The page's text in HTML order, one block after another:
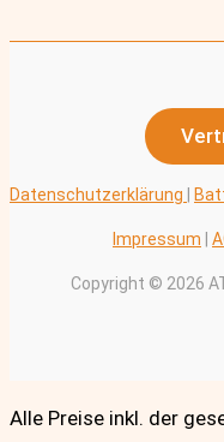
Datenschutzerklärung
Impressum
Copyright © 2026
Alle Preise inkl. der